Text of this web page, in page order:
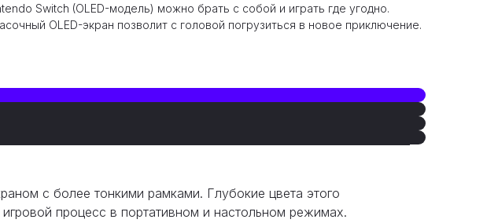
Switch (OLED-модель) можно брать с собой и играть где угодно.
OLED-экран позволит с головой погрузиться в новое приключение.
с более тонкими рамками. Глубокие цвета этого
процесс в портативном и настольном режимах.